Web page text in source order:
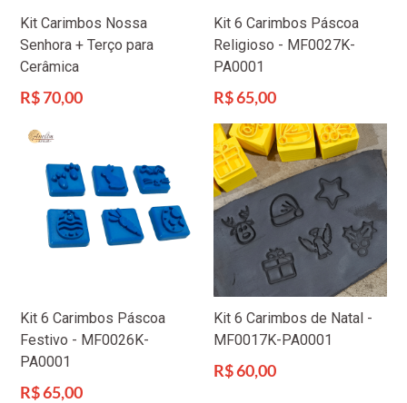
Kit Carimbos Nossa
Senhora + Terço para
Cerâmica
Preço
R$ 70,00
Kit 6 Carimbos Páscoa
Religioso - MF0027K-
PA0001
Preço
R$ 65,00
Kit 6 Carimbos Páscoa
Festivo - MF0026K-
PA0001
Preço
R$ 65,00
Kit 6 Carimbos de Natal -
MF0017K-PA0001
Preço
R$ 60,00